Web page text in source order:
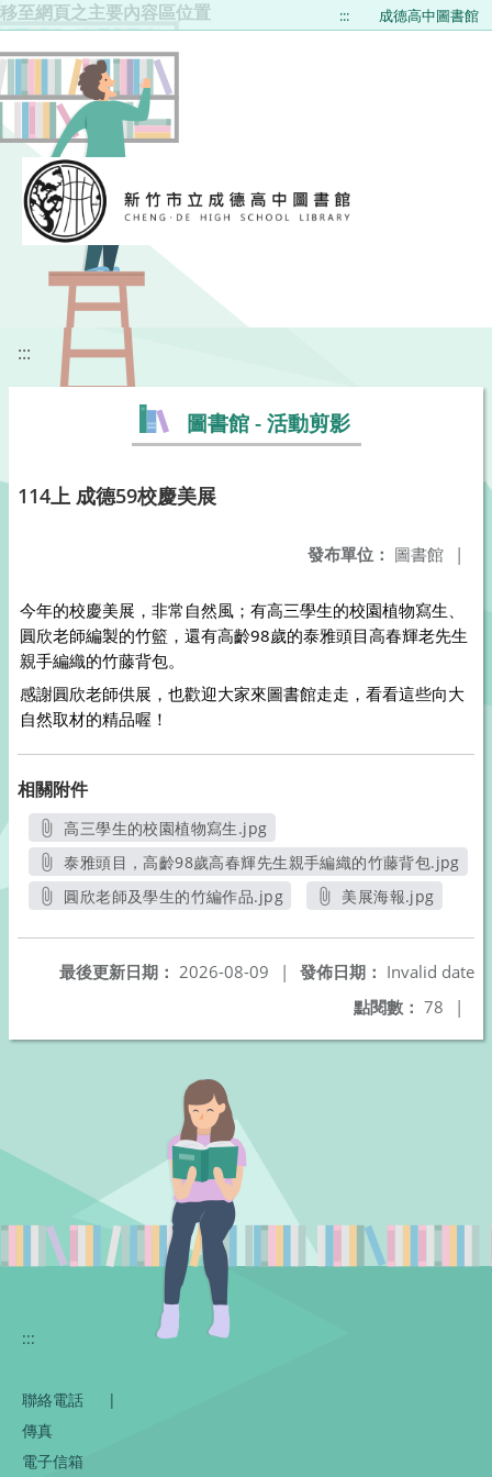
移至網頁之主要內容區位置 ::: 成德高中圖書館
:::
圖書館 - 活動剪影
114上 成德59校慶美展
發布單位： 圖書館 |
今年的校慶美展，非常自然風；有高三學生的校園植物寫生、
圓欣老師編製的竹籃，還有高齡98歲的泰雅頭目高春輝老先生
親手編織的竹藤背包。
感謝圓欣老師供展，也歡迎大家來圖書館走走，看看這些向大
自然取材的精品喔！
相關附件
高三學生的校園植物寫生.jpg
另開新視窗
泰雅頭目，高齡98歲高春輝先生親手編織的竹藤背包.jpg
另開新視窗
圓欣老師及學生的竹編作品.jpg
美展海報.jpg
發佈日期： Invalid date
最後更新日期： 2026-08-09
|
點閱數： 78 |
:::
聯絡電話
|
傳真
電子信箱